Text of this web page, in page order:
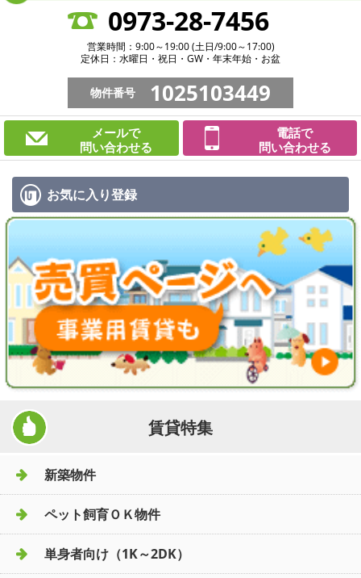
0973-28-7456
営業時間：9:00～19:00 (土日/9:00～17:00)
定休日：水曜日・祝日・GW・年末年始・お盆
物件番号 1025103449
メールで
問い合わせる
電話で
問い合わせる
お気に入り登録
賃貸特集
新築物件
ペット飼育ＯＫ物件
単身者向け（1K～2DK）